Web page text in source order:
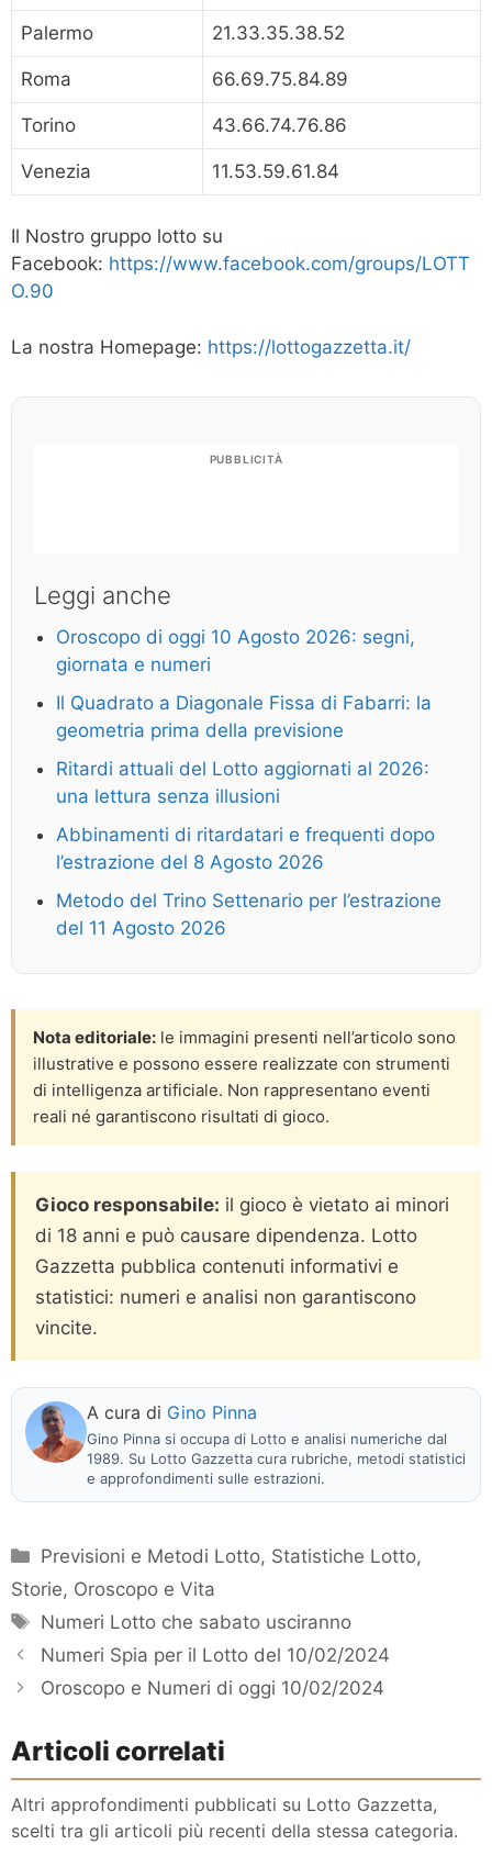
Palermo 21.33.35.38.52
Roma 66.69.75.84.89
Torino 43.66.74.76.86
Venezia 11.53.59.61.84
Il Nostro gruppo lotto su
Facebook: https://www.facebook.com/groups/LOTT
O.90
La nostra Homepage: https://lottogazzetta.it/
PUBBLICITÀ
Leggi anche
Oroscopo di oggi 10 Agosto 2026: segni,
giornata e numeri
Il Quadrato a Diagonale Fissa di Fabarri: la
geometria prima della previsione
Ritardi attuali del Lotto aggiornati al 2026:
una lettura senza illusioni
Abbinamenti di ritardatari e frequenti dopo
l’estrazione del 8 Agosto 2026
Metodo del Trino Settenario per l’estrazione
del 11 Agosto 2026
Nota editoriale: le immagini presenti nell’articolo sono
illustrative e possono essere realizzate con strumenti
di intelligenza artificiale. Non rappresentano eventi
reali né garantiscono risultati di gioco.
Gioco responsabile: il gioco è vietato ai minori
di 18 anni e può causare dipendenza. Lotto
Gazzetta pubblica contenuti informativi e
statistici: numeri e analisi non garantiscono
vincite.
A cura di Gino Pinna
Gino Pinna si occupa di Lotto e analisi numeriche dal
1989. Su Lotto Gazzetta cura rubriche, metodi statistici
e approfondimenti sulle estrazioni.
Categorie
Previsioni e Metodi Lotto, Statistiche Lotto,
Storie, Oroscopo e Vita
Tag
Numeri Lotto che sabato usciranno
Numeri Spia per il Lotto del 10/02/2024
Oroscopo e Numeri di oggi 10/02/2024
Articoli correlati
Altri approfondimenti pubblicati su Lotto Gazzetta,
scelti tra gli articoli più recenti della stessa categoria.